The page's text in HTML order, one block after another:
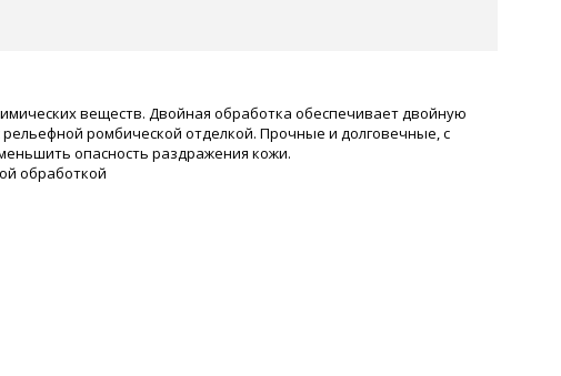
веществ. Двойная обработка обеспечивает двойную
ромбической отделкой. Прочные и долговечные, с
опасность раздражения кожи.
обработкой